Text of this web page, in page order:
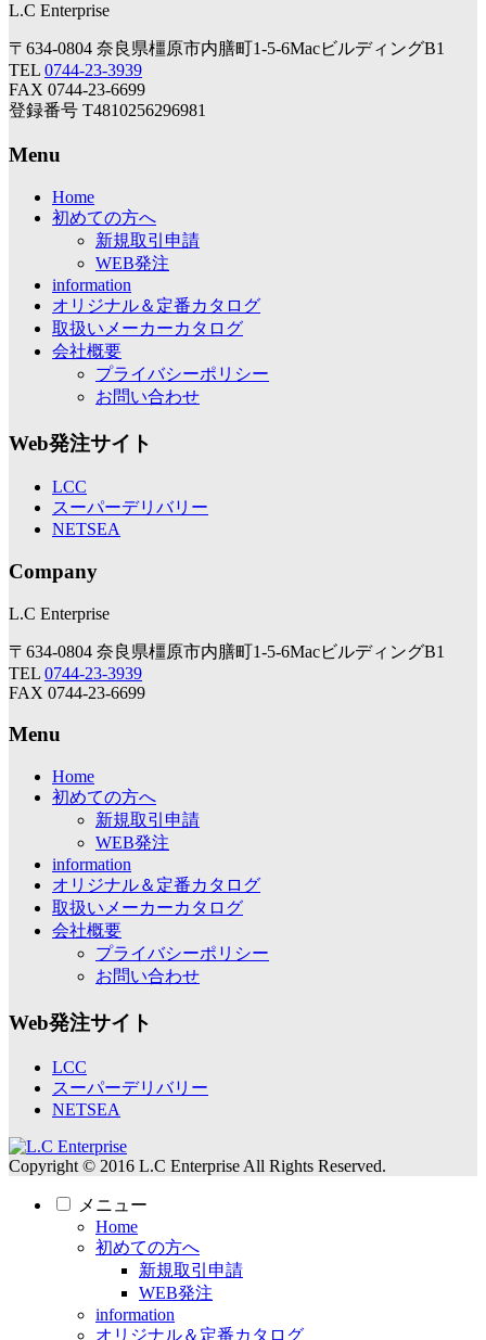
L.C Enterprise
〒634-0804 奈良県橿原市内膳町1-5-6MacビルディングB1
TEL 0744-23-3939
FAX 0744-23-6699
登録番号 T4810256296981
Menu
Home
初めての方へ
新規取引申請
WEB発注
information
オリジナル＆定番カタログ
取扱いメーカーカタログ
会社概要
プライバシーポリシー
お問い合わせ
Web発注サイト
LCC
スーパーデリバリー
NETSEA
Company
L.C Enterprise
〒634-0804 奈良県橿原市内膳町1-5-6MacビルディングB1
TEL 0744-23-3939
FAX 0744-23-6699
Menu
Home
初めての方へ
新規取引申請
WEB発注
information
オリジナル＆定番カタログ
取扱いメーカーカタログ
会社概要
プライバシーポリシー
お問い合わせ
Web発注サイト
LCC
スーパーデリバリー
NETSEA
Copyright © 2016 L.C Enterprise All Rights Reserved.
メニュー
Home
初めての方へ
新規取引申請
WEB発注
information
オリジナル＆定番カタログ